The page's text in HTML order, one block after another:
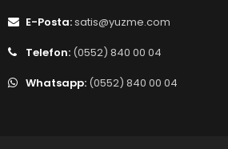
E-Posta:satis@yuzme.com
Telefon: (0552) 840 00 04
Whatsapp: (0552) 840 00 04